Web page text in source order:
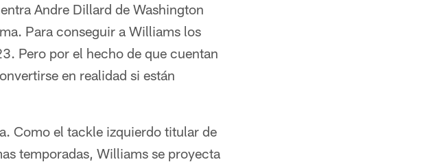
Andre Dillard de Washington
Para conseguir a Williams los
Pero por el hecho de que cuentan
en realidad si están
Como el tackle izquierdo titular de
temporadas, Williams se proyecta